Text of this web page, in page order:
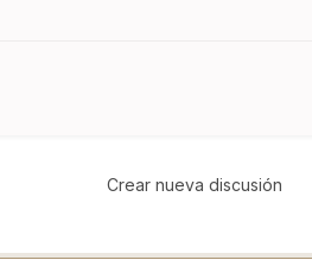
Crear nueva discusión